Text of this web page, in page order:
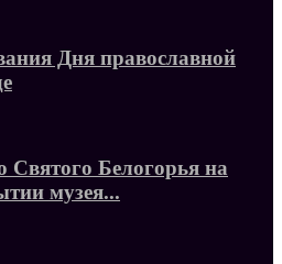
Дня православной
Святого Белогорья на
музея...